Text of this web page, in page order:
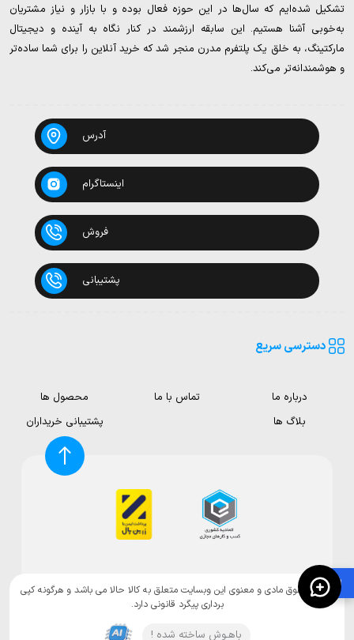
🛍️
تشکیل شده‌ایم که سال‌ها در این حوزه فعال بوده و با بازار و نیاز مشتریان
به‌خوبی آشنا هستیم. این سابقه ارزشمند در کنار نگاه به آینده و دیجیتال
مارکتینگ، به خلق یک پلتفرم مدرن منجر شد که خرید آنلاین را برای شما ساده‌تر
و هوشمندانه‌تر می‌کند.
آدرس
اینستاگرام
فروش
پشتیبانی
دسترسی سریع
درباره ما تماس با ما
محصول ها
بلاگ ها
پشتیبانی خریداران
تمامی حقوق مادی و معنوی این وبسایت متعلق به کالا حالا می باشد و هرگونه کپی
برداری پیگرد قانونی دارد.
باهـوش ساخته شده !